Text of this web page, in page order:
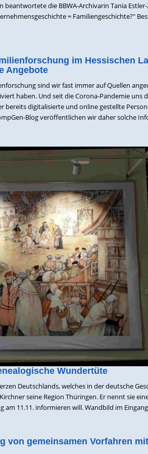
die BBWA-Archivarin Tania Estler-
= Familiengeschichte?"
im Hessischen
Angebote
sind wir fast immer auf Quellen
haben. Und seit die Corona-Pandemie uns
bereits digitalisierte und online gestellte
Blog veröffentlichen wir daher solche
Wundertüte
Deutschlands, welches in der deutsche
seine Region Thüringen. Er nennt sie
11.11. informieren will. Wandbild im
von gemeinsamen Vorfahren